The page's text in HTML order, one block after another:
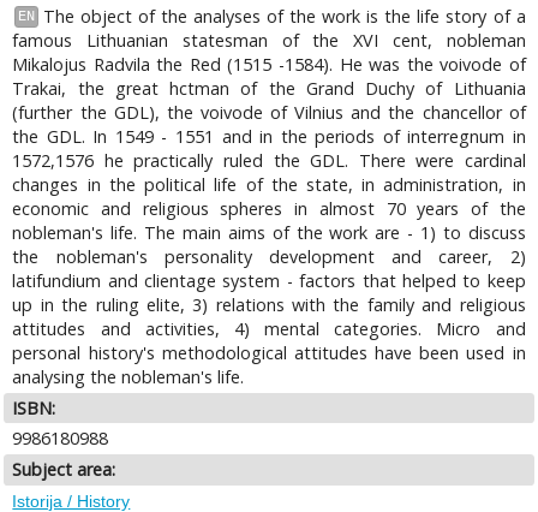
EN
The object of the analyses of the work is the life story of a
famous Lithuanian statesman of the XVI cent, nobleman
Mikalojus Radvila the Red (1515 -1584). He was the voivode of
Trakai, the great hctman of the Grand Duchy of Lithuania
(further the GDL), the voivode of Vilnius and the chancellor of
the GDL. In 1549 - 1551 and in the periods of interregnum in
1572,1576 he practically ruled the GDL. There were cardinal
changes in the political life of the state, in administration, in
economic and religious spheres in almost 70 years of the
nobleman's life. The main aims of the work are - 1) to discuss
the nobleman's personality development and career, 2)
latifundium and clientage system - factors that helped to keep
up in the ruling elite, 3) relations with the family and religious
attitudes and activities, 4) mental categories. Micro and
personal history's methodological attitudes have been used in
analysing the nobleman's life.
ISBN:
9986180988
Subject area:
Istorija / History